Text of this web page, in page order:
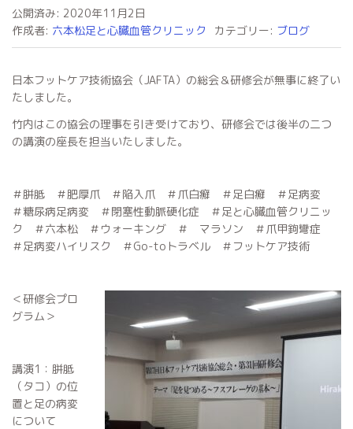
公開済み: 2020年11月2日
作成者: 六本松足と心臓血管クリニック カテゴリー: ブログ
日本フットケア技術協会（JAFTA）の総会＆研修会が無事に終了い
たしました。
竹内はこの協会の理事を引き受けており、研修会では後半の二つ
の講演の座長を担当いたしました。
＃胼胝 ＃肥厚爪 ＃陥入爪 ＃爪白癬 ＃足白癬 ＃足病変
＃糖尿病足病変 ＃閉塞性動脈硬化症 ＃足と心臓血管クリニッ
ク ＃六本松 ＃ウォーキング ＃ マラソン ＃爪甲鉤彎症
＃足病変ハイリスク ＃Go-toトラベル ＃フットケア技術
＜研修会プロ
グラム＞
講演1：胼胝
（タコ）の位
置と足の病変
について